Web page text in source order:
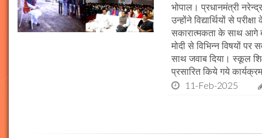
भोपाल। प्रधानमंत्री नरेन्द्र
उन्होंने विद्यार्थियों से
सकारात्मकता के साथ आगे
मोदी से विभिन्न विषयों
साथ जवाब दिया। स्कूल
प्रसारित किये गये
11-Feb-2025